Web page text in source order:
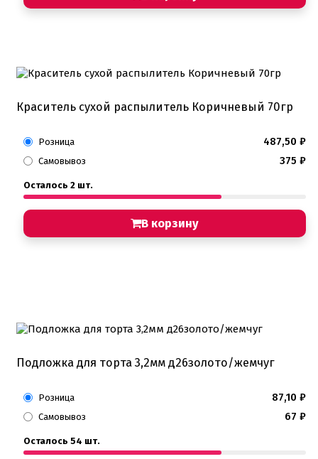
Краситель сухой распылитель Коричневый 70гр
Розница 487,50 ₽
Самовывоз 375 ₽
Осталось 2 шт.
В корзину
Подложка для торта 3,2мм д26золото/жемчуг
Розница 87,10 ₽
Самовывоз 67 ₽
Осталось 54 шт.